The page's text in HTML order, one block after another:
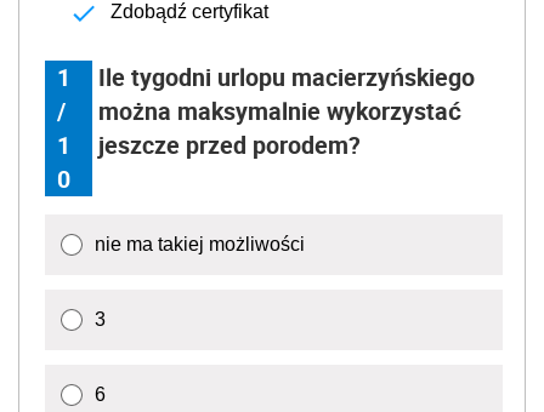
Zdobądź certyfikat
1
/
1
0
Ile tygodni urlopu macierzyńskiego
można maksymalnie wykorzystać
jeszcze przed porodem?
nie ma takiej możliwości
3
6